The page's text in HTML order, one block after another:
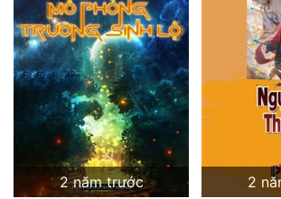
2 năm trước
2